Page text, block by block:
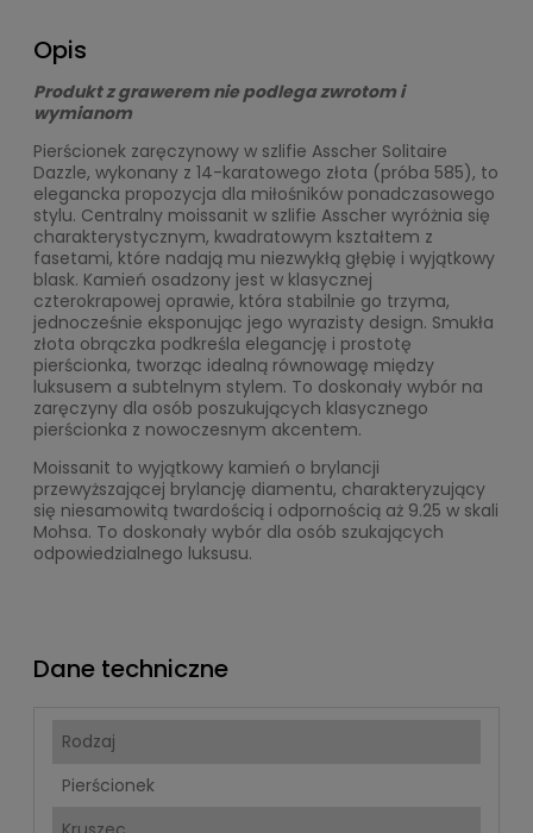
Opis
Produkt z grawerem nie podlega zwrotom i
wymianom
Pierścionek zaręczynowy w szlifie Asscher Solitaire
Dazzle, wykonany z 14-karatowego złota (próba 585), to
elegancka propozycja dla miłośników ponadczasowego
stylu. Centralny moissanit w szlifie Asscher wyróżnia się
charakterystycznym, kwadratowym kształtem z
fasetami, które nadają mu niezwykłą głębię i wyjątkowy
blask. Kamień osadzony jest w klasycznej
czterokrapowej oprawie, która stabilnie go trzyma,
jednocześnie eksponując jego wyrazisty design. Smukła
złota obrączka podkreśla elegancję i prostotę
pierścionka, tworząc idealną równowagę między
luksusem a subtelnym stylem. To doskonały wybór na
zaręczyny dla osób poszukujących klasycznego
pierścionka z nowoczesnym akcentem.
Moissanit to wyjątkowy kamień o brylancji
przewyższającej brylancję diamentu, charakteryzujący
się niesamowitą twardością i odpornością aż 9.25 w skali
Mohsa. To doskonały wybór dla osób szukających
odpowiedzialnego luksusu.
Dane techniczne
Rodzaj
Pierścionek